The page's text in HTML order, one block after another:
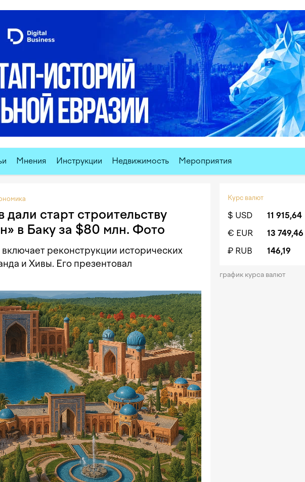
Мнения Инструкции Недвижимость Мероприятия
старт строительству
в Баку за $80 млн. Фото
реконструкции исторических
и Хивы. Его презентовал
Курс валют
$ USD 11 915,64
€ EUR
13 749,46
₽ RUB
146,19
график курса валют